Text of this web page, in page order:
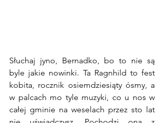
Słuchaj jyno, Bernadko, bo to nie są
byle jakie nowinki. Ta Ragnhild to fest
kobita, rocznik osiemdziesiąty ósmy, a
w palcach mo tyle muzyki, co u nos w
całej gminie na weselach przez sto lat